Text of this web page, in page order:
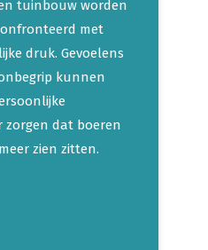
tuinbouw worden
met
druk. Gevoelens
kunnen
dat boeren
zien zitten.